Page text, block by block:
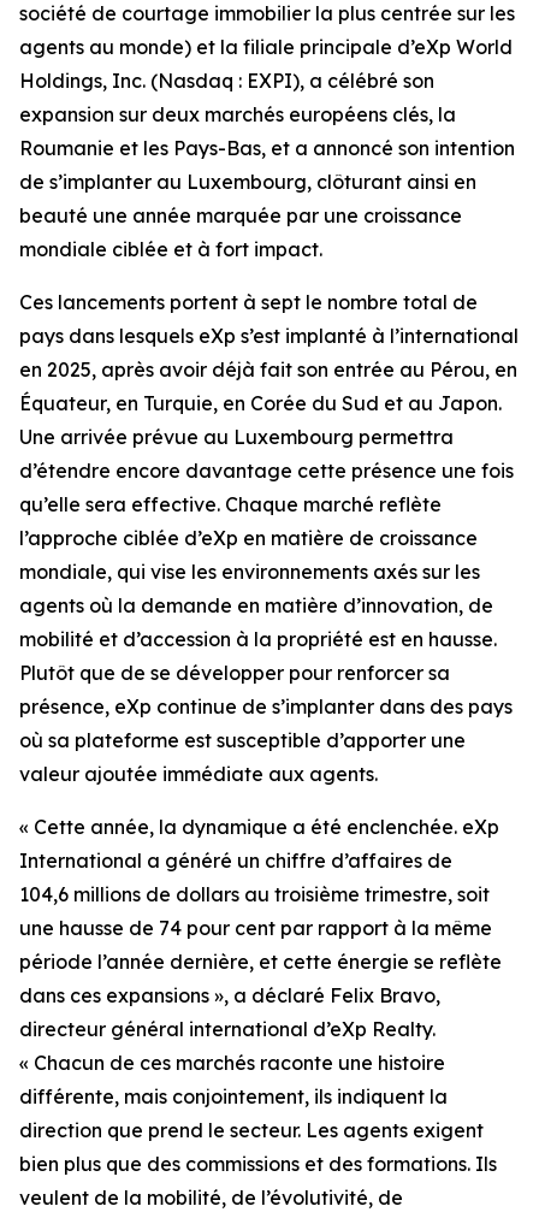
société de courtage immobilier la plus centrée sur les
agents au monde) et la filiale principale d’eXp World
Holdings, Inc. (Nasdaq : EXPI), a célébré son
expansion sur deux marchés européens clés, la
Roumanie et les Pays-Bas, et a annoncé son intention
de s’implanter au Luxembourg, clôturant ainsi en
beauté une année marquée par une croissance
mondiale ciblée et à fort impact.
Ces lancements portent à sept le nombre total de
pays dans lesquels eXp s’est implanté à l’international
en 2025, après avoir déjà fait son entrée au Pérou, en
Équateur, en Turquie, en Corée du Sud et au Japon.
Une arrivée prévue au Luxembourg permettra
d’étendre encore davantage cette présence une fois
qu’elle sera effective. Chaque marché reflète
l’approche ciblée d’eXp en matière de croissance
mondiale, qui vise les environnements axés sur les
agents où la demande en matière d’innovation, de
mobilité et d’accession à la propriété est en hausse.
Plutôt que de se développer pour renforcer sa
présence, eXp continue de s’implanter dans des pays
où sa plateforme est susceptible d’apporter une
valeur ajoutée immédiate aux agents.
« Cette année, la dynamique a été enclenchée. eXp
International a généré un chiffre d’affaires de
104,6 millions de dollars au troisième trimestre, soit
une hausse de 74 pour cent par rapport à la même
période l’année dernière, et cette énergie se reflète
dans ces expansions », a déclaré Felix Bravo,
directeur général international d’eXp Realty.
« Chacun de ces marchés raconte une histoire
différente, mais conjointement, ils indiquent la
direction que prend le secteur. Les agents exigent
bien plus que des commissions et des formations. Ils
veulent de la mobilité, de l’évolutivité, de